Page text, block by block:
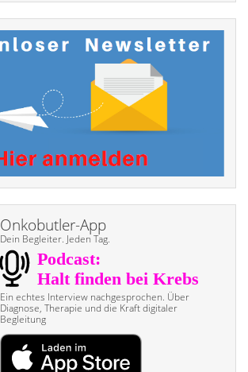
Onkobutler-App
Dein Begleiter. Jeden Tag.
Ein echtes Interview nach­gesprochen. Über
Diagnose, Therapie und die Kraft digitaler
Begleitung